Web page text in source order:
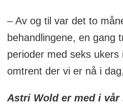
– Av og til var det to
behandlingene, en gang
perioder med seks ukers
omtrent der vi er nå i
Astri Wold er med i